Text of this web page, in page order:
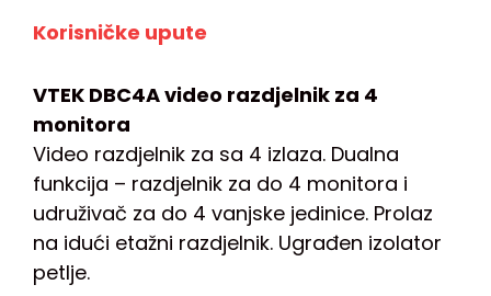
Korisničke upute
VTEK DBC4A video razdjelnik za 4
monitora
Video razdjelnik za sa 4 izlaza. Dualna
funkcija – razdjelnik za do 4 monitora i
udruživač za do 4 vanjske jedinice. Prolaz
na idući etažni razdjelnik. Ugrađen izolator
petlje.